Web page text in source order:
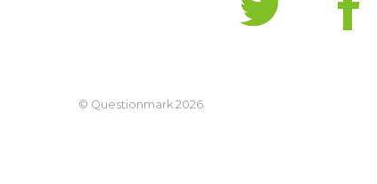
© Questionmark 2026